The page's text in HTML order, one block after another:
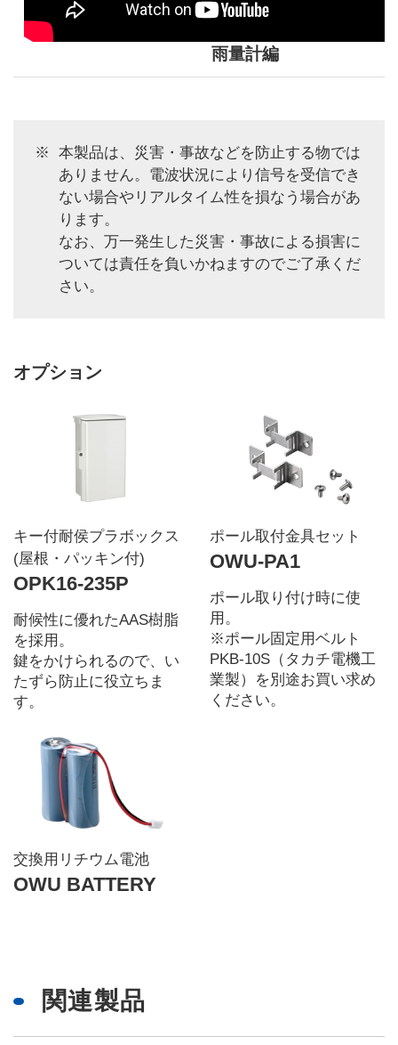
雨量計編
本製品は、災害・事故などを防止する物では
ありません。電波状況により信号を受信でき
ない場合やリアルタイム性を損なう場合があ
ります。
なお、万一発生した災害・事故による損害に
ついては責任を負いかねますのでご了承くだ
さい。
オプション
キー付耐侯プラボックス
(屋根・パッキン付)
OPK16-235P
耐候性に優れたAAS樹脂
を採用。
鍵をかけられるので、い
たずら防止に役立ちま
す。
ポール取付金具セット
OWU-PA1
ポール取り付け時に使
用。
※ポール固定用ベルト
PKB-10S（タカチ電機工
業製）を別途お買い求め
ください。
交換用リチウム電池
OWU BATTERY
関連製品